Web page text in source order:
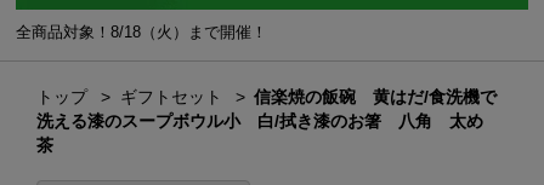
全商品対象！8/18（火）まで開催！
トップ ギフトセット
信楽焼の飯碗 黄はだ/食洗機で
洗える漆のスープボウル小 白/拭き漆のお箸 八角 太め
茶